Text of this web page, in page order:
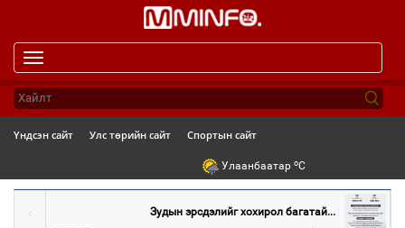
navigation
Үндсэн сайт Улс төрийн сайт Спортын сайт
Улаанбаатар oC
Зудын эрсдэлийг хохирол багатай...